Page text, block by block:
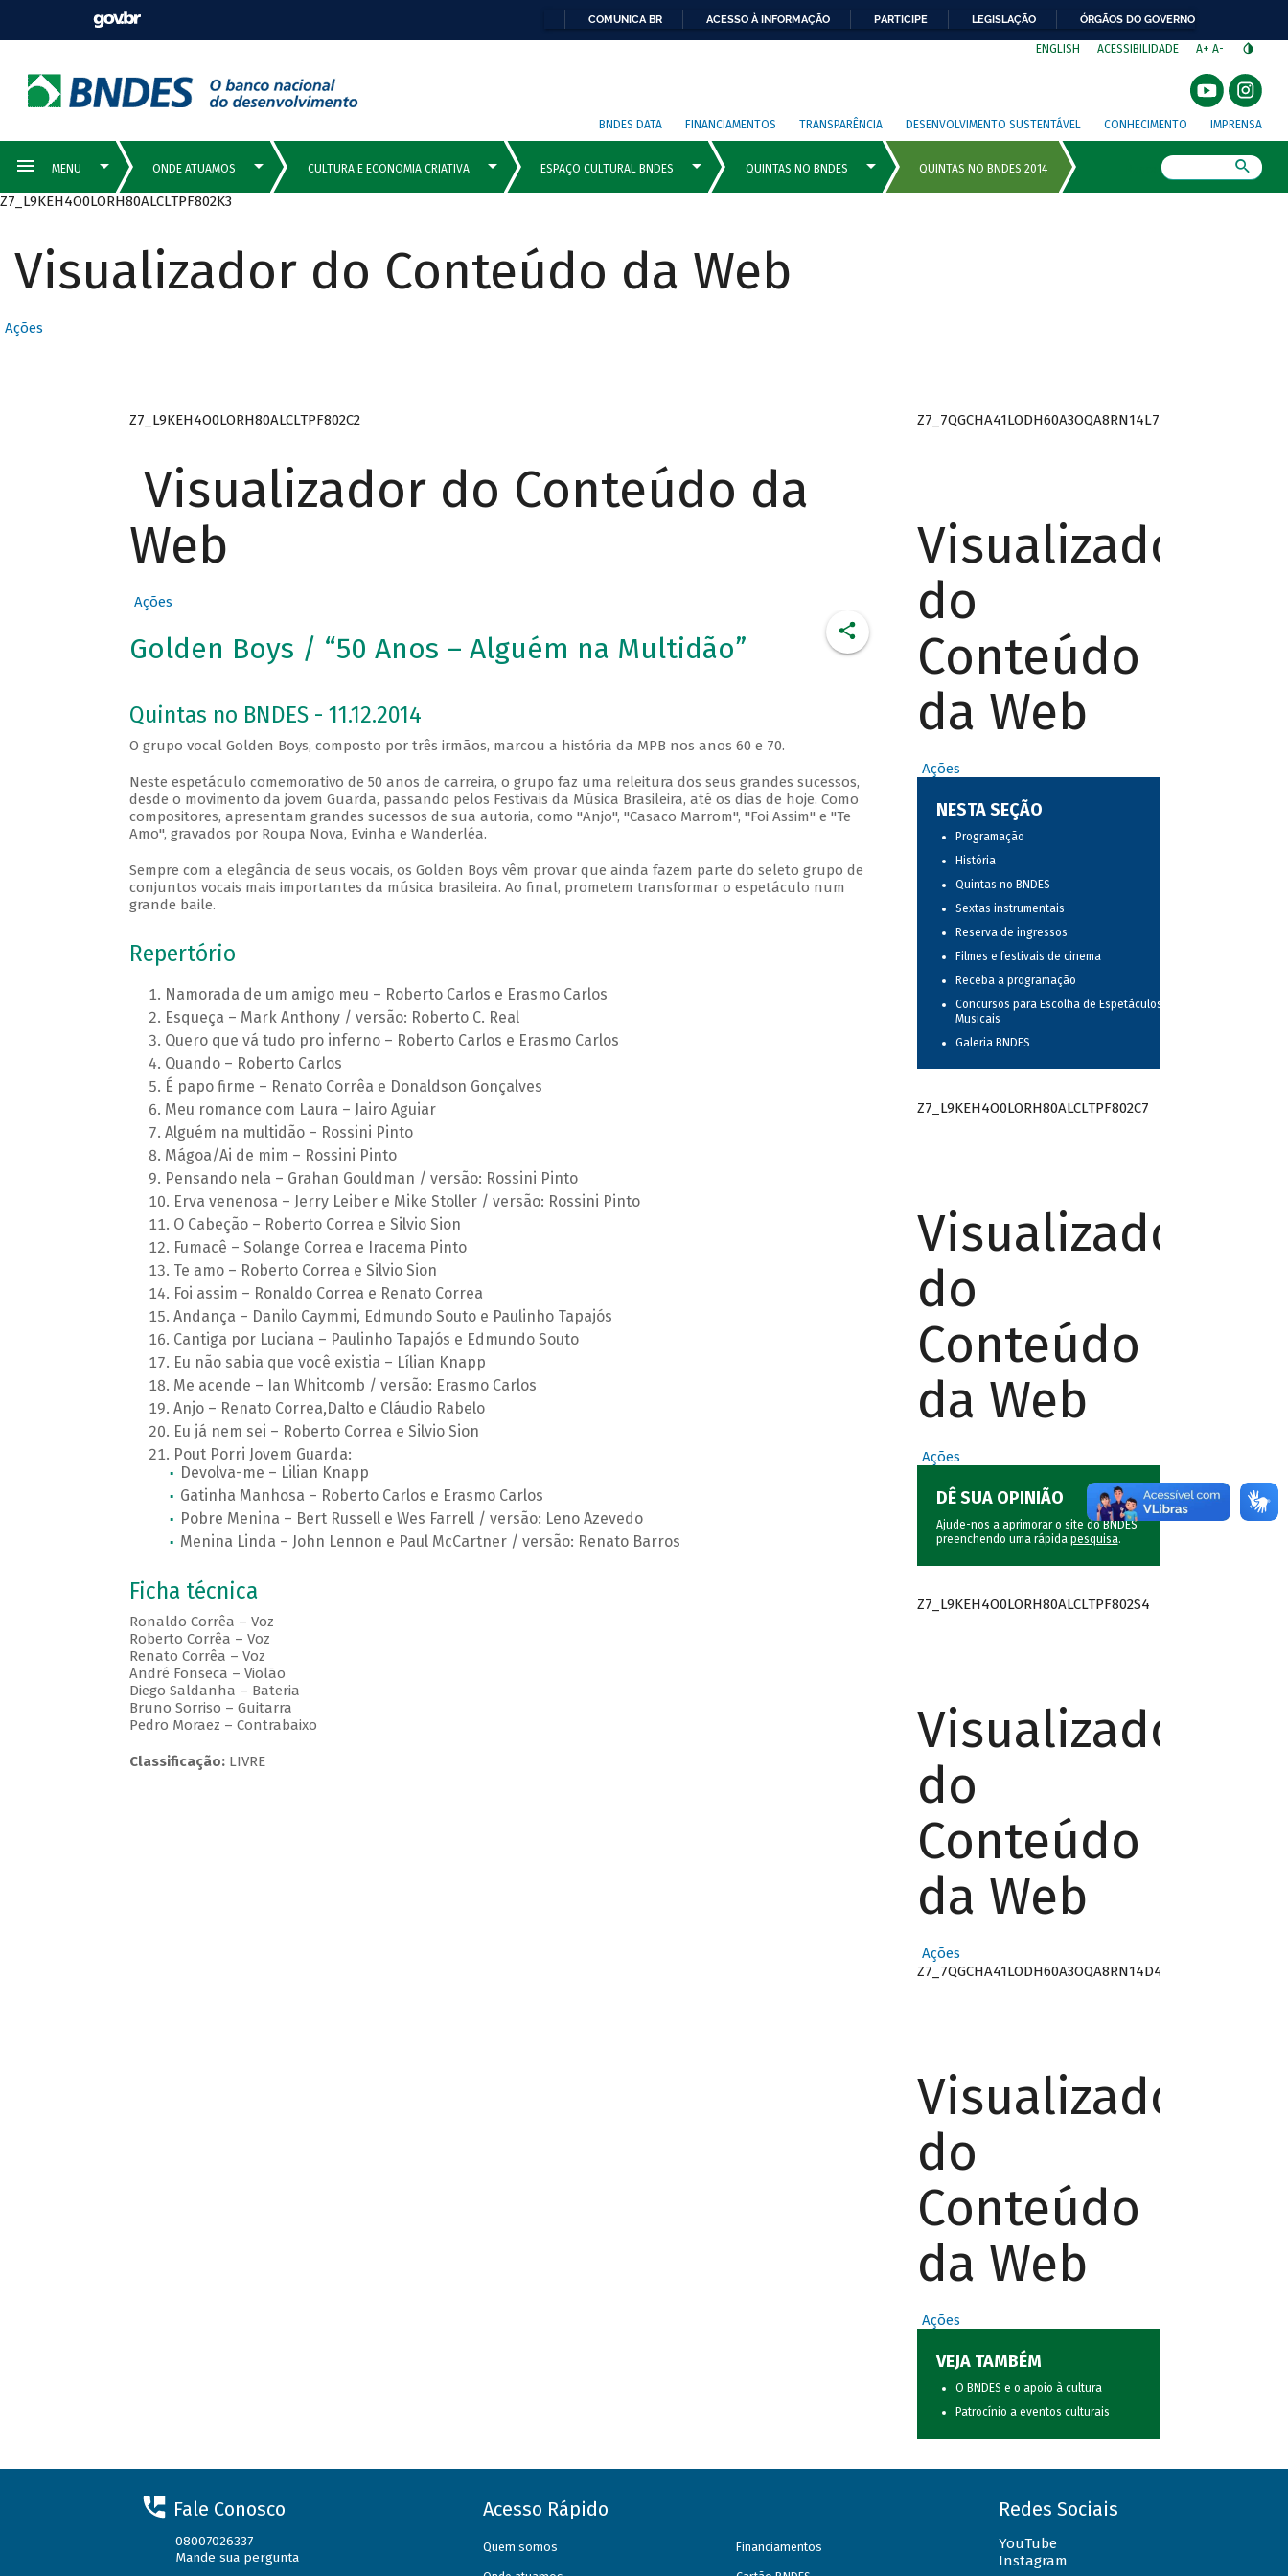
COMUNICA BR ACESSO À INFORMAÇÃO PARTICIPE LEGISLAÇÃO ÓRGÃOS DO GOVERNO
ENGLISH ACESSIBILIDADE A+ A-
BNDES DATA FINANCIAMENTOS TRANSPARÊNCIA DESENVOLVIMENTO SUSTENTÁVEL CONHECIMENTO IMPRENSA
Z7_L9KEH4O0LORH80ALCLTPF802K3
Visualizador do Conteúdo da Web
Ações
Z7_L9KEH4O0LORH80ALCLTPF802C2
Visualizador do Conteúdo da
Web
Ações
Golden Boys / “50 Anos – Alguém na Multidão”
Quintas no BNDES - 11.12.2014
O grupo vocal Golden Boys, composto por três irmãos, marcou a história da MPB nos anos 60 e 70.
Neste espetáculo comemorativo de 50 anos de carreira, o grupo faz uma releitura dos seus grandes sucessos,
desde o movimento da jovem Guarda, passando pelos Festivais da Música Brasileira, até os dias de hoje. Como
compositores, apresentam grandes sucessos de sua autoria, como "Anjo", "Casaco Marrom", "Foi Assim" e "Te
Amo", gravados por Roupa Nova, Evinha e Wanderléa.
Sempre com a elegância de seus vocais, os Golden Boys vêm provar que ainda fazem parte do seleto grupo de
conjuntos vocais mais importantes da música brasileira. Ao final, prometem transformar o espetáculo num
grande baile.
Repertório
Namorada de um amigo meu – Roberto Carlos e Erasmo Carlos
Esqueça – Mark Anthony / versão: Roberto C. Real
Quero que vá tudo pro inferno – Roberto Carlos e Erasmo Carlos
Quando – Roberto Carlos
É papo firme – Renato Corrêa e Donaldson Gonçalves
Meu romance com Laura – Jairo Aguiar
Alguém na multidão – Rossini Pinto
Mágoa/Ai de mim – Rossini Pinto
Pensando nela – Grahan Gouldman / versão: Rossini Pinto
Erva venenosa – Jerry Leiber e Mike Stoller / versão: Rossini Pinto
O Cabeção – Roberto Correa e Silvio Sion
Fumacê – Solange Correa e Iracema Pinto
Te amo – Roberto Correa e Silvio Sion
Foi assim – Ronaldo Correa e Renato Correa
Andança – Danilo Caymmi, Edmundo Souto e Paulinho Tapajós
Cantiga por Luciana – Paulinho Tapajós e Edmundo Souto
Eu não sabia que você existia – Lílian Knapp
Me acende – Ian Whitcomb / versão: Erasmo Carlos
Anjo – Renato Correa,Dalto e Cláudio Rabelo
Eu já nem sei – Roberto Correa e Silvio Sion
Pout Porri Jovem Guarda:
Devolva-me – Lilian Knapp
Gatinha Manhosa – Roberto Carlos e Erasmo Carlos
Pobre Menina – Bert Russell e Wes Farrell / versão: Leno Azevedo
Menina Linda – John Lennon e Paul McCartner / versão: Renato Barros
Ficha técnica
Ronaldo Corrêa – Voz
Roberto Corrêa – Voz
Renato Corrêa – Voz
André Fonseca – Violão
Diego Saldanha – Bateria
Bruno Sorriso – Guitarra
Pedro Moraez – Contrabaixo
Classificação:LIVRE
Z7_7QGCHA41LODH60A3OQA8RN14L7
Visualizador
do
Conteúdo
da Web
Ações
NESTA SEÇÃO
Programação
História
Quintas no BNDES
Sextas instrumentais
Reserva de ingressos
Filmes e festivais de cinema
Receba a programação
Concursos para Escolha de Espetáculos
Musicais
Galeria BNDES
Z7_L9KEH4O0LORH80ALCLTPF802C7
Visualizador
do
Conteúdo
da Web
Ações
DÊ SUA OPINIÃO
Ajude-nos a aprimorar o site do BNDES
preenchendo uma rápida pesquisa.
Z7_L9KEH4O0LORH80ALCLTPF802S4
Visualizador
do
Conteúdo
da Web
Ações
Z7_7QGCHA41LODH60A3OQA8RN14D4
Visualizador
do
Conteúdo
da Web
Ações
VEJA TAMBÉM
O BNDES e o apoio à cultura
Patrocínio a eventos culturais
Fale Conosco
08007026337
Mande sua pergunta
Acesso Rápido
Quem somos Financiamentos
Redes Sociais
YouTube
Instagram